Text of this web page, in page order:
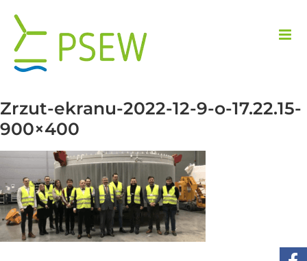
zawartości
Zrzut-ekranu-2022-12-9-o-17.22.15-
900×400